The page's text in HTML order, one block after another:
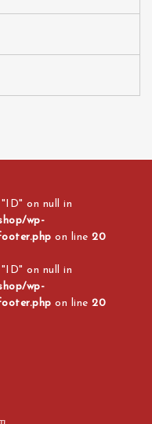
on null in
wp-
on line20
on null in
wp-
on line20